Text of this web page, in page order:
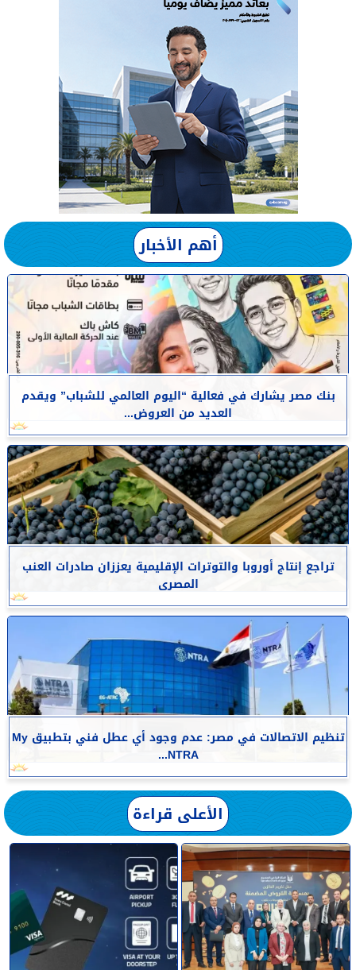
أهم الأخبار
بنك مصر يشارك في فعالية “اليوم العالمي للشباب” ويقدم
العديد من العروض...
تراجع إنتاج أوروبا والتوترات الإقليمية يعززان صادرات العنب
المصرى
تنظيم الاتصالات في مصر: عدم وجود أي عطل فني بتطبيق My
NTRA...
الأعلى قراءة